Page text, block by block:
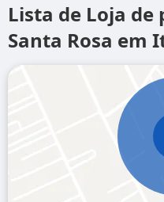
Lista de Loja
Santa Rosa em